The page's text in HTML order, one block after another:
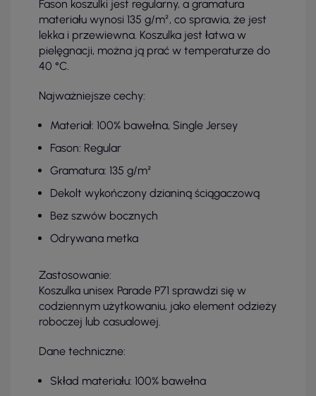
Fason koszulki jest regularny, a gramatura
materiału wynosi 135 g/m², co sprawia, że jest
lekka i przewiewna. Koszulka jest łatwa w
pielęgnacji, można ją prać w temperaturze do
40 °C.
Najważniejsze cechy:
Materiał: 100% bawełna, Single Jersey
Fason: Regular
Gramatura: 135 g/m²
Dekolt wykończony dzianiną ściągaczową
Bez szwów bocznych
Odrywana metka
Zastosowanie:
Koszulka unisex Parade P71 sprawdzi się w
codziennym użytkowaniu, jako element odzieży
roboczej lub casualowej.
Dane techniczne:
Skład materiału: 100% bawełna